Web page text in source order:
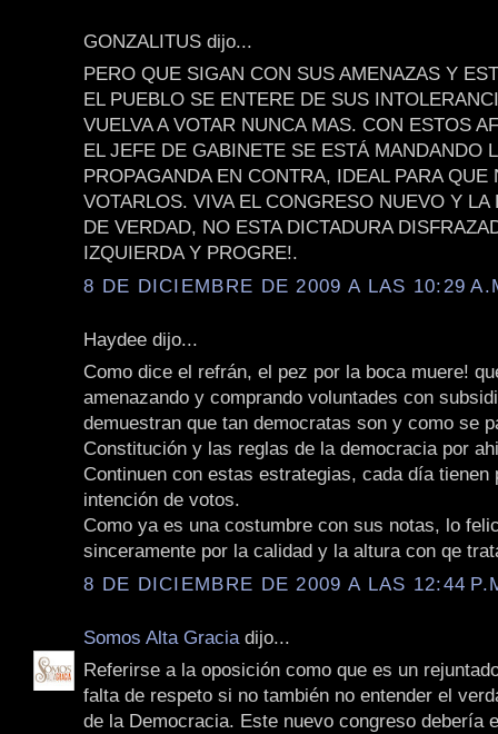
GONZALITUS dijo...
PERO QUE SIGAN CON SUS AMENAZAS Y
EL PUEBLO SE ENTERE DE SUS
VUELVA A VOTAR NUNCA MAS. CON ESTOS
EL JEFE DE GABINETE SE ESTÁ MANDANDO
PROPAGANDA EN CONTRA, IDEAL PARA QUE
VOTARLOS. VIVA EL CONGRESO NUEVO Y LA
DE VERDAD, NO ESTA DICTADURA
IZQUIERDA Y PROGRE!.
8 DE DICIEMBRE DE 2009 A LAS 10:29
Haydee dijo...
Como dice el refrán, el pez por la boca muere!
amenazando y comprando voluntades con
demuestran que tan democratas son y como se
Constitución y las reglas de la democracia por
Continuen con estas estrategias, cada día tienen
intención de votos.
Como ya es una costumbre con sus notas, lo
sinceramente por la calidad y la altura con qe
8 DE DICIEMBRE DE 2009 A LAS 12:44
Somos Alta Gracia dijo...
Referirse a la oposición como que es un
falta de respeto si no también no entender el
de la Democracia. Este nuevo congreso debería